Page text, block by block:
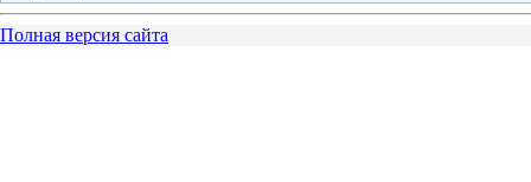
Полная версия сайта